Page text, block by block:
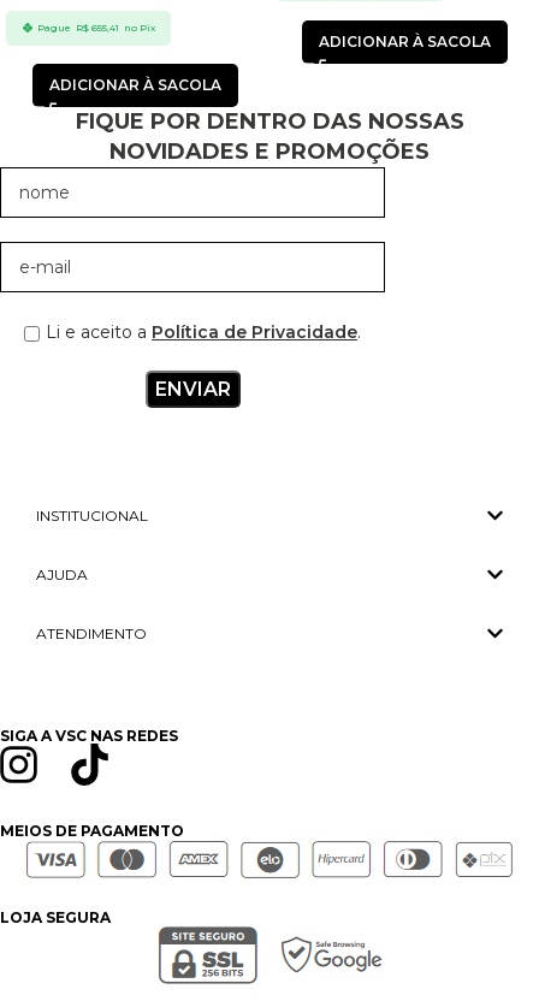
Pague R$655,41 no Pix
ADICIONAR À SACOLA
ADICIONAR À SACOLA
FIQUE POR DENTRO DAS NOSSAS
NOVIDADES E PROMOÇÕES
Li e aceito a Política de Privacidade.
INSTITUCIONAL
AJUDA
ATENDIMENTO
SIGA A VSC NAS REDES
MEIOS DE PAGAMENTO
LOJA SEGURA